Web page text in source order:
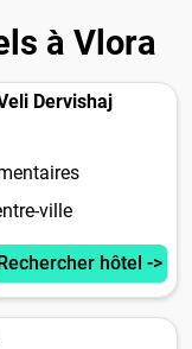
à Vlora
Dervishaj
ville
Rechercher hôtel ->